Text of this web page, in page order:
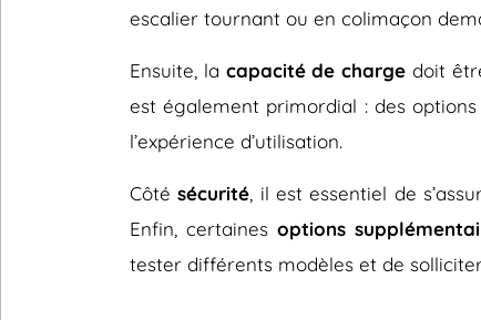
escalier tournant ou en colimaçon
Ensuite, la capacité de charge doit
est également primordial : des
l’expérience d’utilisation.
Côtésécurité , il est essentiel de
Enfin, certaines options
tester différents modèles et de